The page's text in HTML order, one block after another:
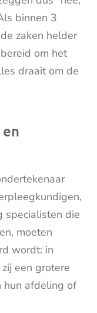
binnen 3
zaken helder
om het
draait om de
specialisten die
moeten
wordt: in
een grotere
hun afdeling of